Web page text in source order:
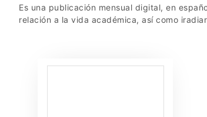
Es una publicación mensual digital, en
relación a la vida académica, así como